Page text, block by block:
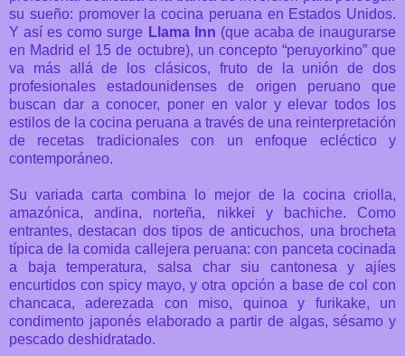
su sueño: promover la cocina peruana en Estados Unidos.
Y así es como surge Llama Inn (que acaba de inaugurarse
en Madrid el 15 de octubre), un concepto “peruyorkino” que
va más allá de los clásicos, fruto de la unión de dos
profesionales estadounidenses de origen peruano que
buscan dar a conocer, poner en valor y elevar todos los
estilos de la cocina peruana a través de una reinterpretación
de recetas tradicionales con un enfoque ecléctico y
contemporáneo.
Su variada carta combina lo mejor de la cocina criolla,
amazónica, andina, norteña, nikkei y bachiche. Como
entrantes, destacan dos tipos de anticuchos, una brocheta
típica de la comida callejera peruana: con panceta cocinada
a baja temperatura, salsa char siu cantonesa y ajíes
encurtidos con spicy mayo, y otra opción a base de col con
chancaca, aderezada con miso, quinoa y furikake, un
condimento japonés elaborado a partir de algas, sésamo y
pescado deshidratado.